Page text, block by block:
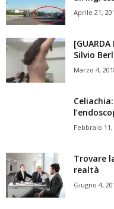
Aprile 21,
Silvio
Marzo 4,
Febbraio 11,
Trovare
realtà
Giugno 4,